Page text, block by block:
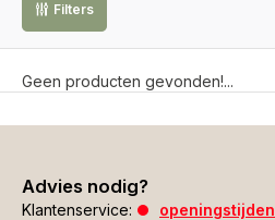
Filters
Geen producten gevonden!...
Advies nodig?
Klantenservice:
openingstijden